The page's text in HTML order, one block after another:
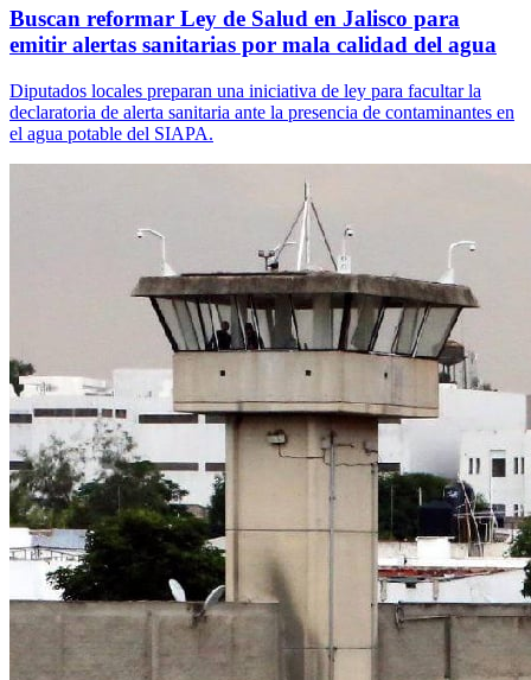
Buscan reformar Ley de Salud en Jalisco para
emitir alertas sanitarias por mala calidad del agua
Diputados locales preparan una iniciativa de ley para facultar la
declaratoria de alerta sanitaria ante la presencia de contaminantes en
el agua potable del SIAPA.